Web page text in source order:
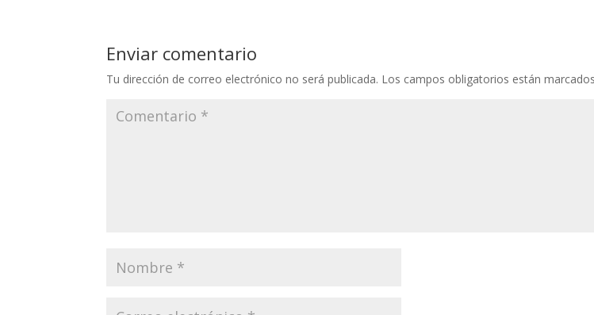
Enviar comentario
Tu dirección de correo electrónico no será publicada. Los campos obligatorios están